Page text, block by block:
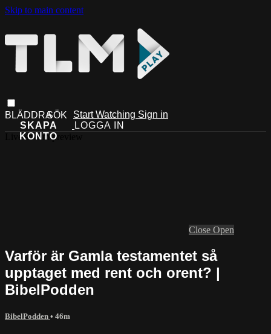
Skip to main content
Start Watching Sign in
Live stream preview
Close Open
Varför är Gamla testamentet så
upptaget med rent och orent? |
BibelPodden
BibelPodden • 46m